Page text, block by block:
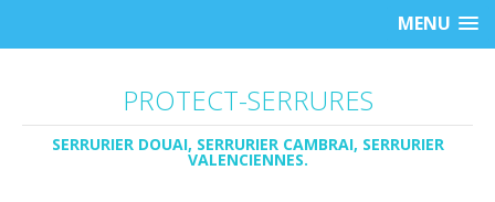
MENU
PROTECT-SERRURES
SERRURIER DOUAI, SERRURIER CAMBRAI, SERRURIER
VALENCIENNES.